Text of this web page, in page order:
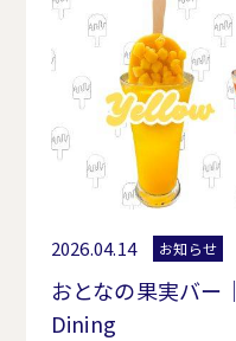
2026.04.14 お知らせ
おとなの果実バ
Dining